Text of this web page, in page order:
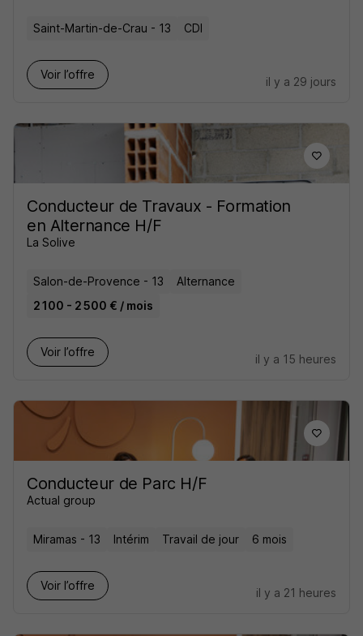
Saint-Martin-de-Crau - 13 CDI
Voir l’offre
il y a 29 jours
Conducteur de Travaux - Formation
en Alternance H/F
La Solive
Salon-de-Provence - 13
Alternance
2 100 - 2 500 € / mois
Voir l’offre
il y a 15 heures
Conducteur de Parc H/F
Actual group
Miramas - 13 Intérim Travail de jour 6 mois
Voir l’offre
il y a 21 heures